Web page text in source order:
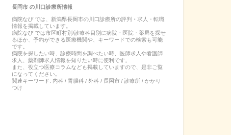
長岡市の川口診療所情報
病院なび では、 新潟県長岡市の川口診療所の評判・求人・転職
情報を掲載しています。
病院なび では市区町村別/診療科目別に病院・医院・薬局を探せ
るほか、予約ができる医療機関や、キーワードでの検索も可能
です。
病院を探したい時、診療時間を調べたい時、医師求人や看護師
求人、薬剤師求人情報を知りたい時に便利です。
また、役立つ医療コラムなども掲載していますので、是非ご覧
になってください。
関連キーワード: 内科 / 胃腸科 / 外科 / 長岡市 / 診療所 / かかり
つけ